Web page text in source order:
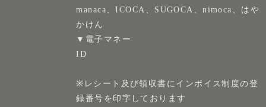
manaca、ICOCA、SUGOCA、nimoca、はや
かけん
▼電子マネー
ID
※レシート及び領収書にインボイス制度の登
録番号を印字しております